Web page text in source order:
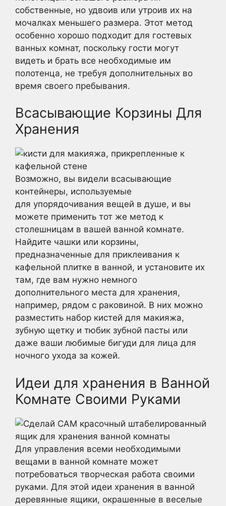
собственные, но удвоив или утроив их на
мочалках меньшего размера. Этот метод
особенно хорошо подходит для гостевых
ванных комнат, поскольку гости могут
видеть и брать все необходимые им
полотенца, не требуя дополнительных во
время своего пребывания.
Всасывающие Корзины Для
Хранения
Возможно, вы видели всасывающие
контейнеры, используемые
для упорядочивания вещей в душе, и вы
можете применить тот же метод к
столешницам в вашей ванной комнате.
Найдите чашки или корзины,
предназначенные для приклеивания к
кафельной плитке в ванной, и установите их
там, где вам нужно немного
дополнительного места для хранения,
например, рядом с раковиной. В них можно
разместить набор кистей для макияжа,
зубную щетку и тюбик зубной пасты или
даже ваши любимые бигуди для лица для
ночного ухода за кожей.
Идеи для хранения в Ванной
Комнате Своими Руками
Для управления всеми необходимыми
вещами в ванной комнате может
потребоваться творческая работа своими
руками. Для этой идеи хранения в ванной
деревянные ящики, окрашенные в веселые